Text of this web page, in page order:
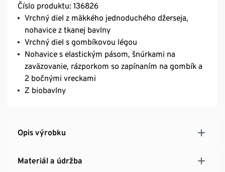
Číslo produktu: 136826
Vrchný diel z mäkkého jednoduchého džerseja,
nohavice z tkanej bavlny
Vrchný diel s gombíkovou légou
Nohavice s elastickým pásom, šnúrkami na
zaväzovanie, rázporkom so zapínaním na gombík a
2 bočnými vreckami
Z biobavlny
Opis výrobku
Materiál a údržba